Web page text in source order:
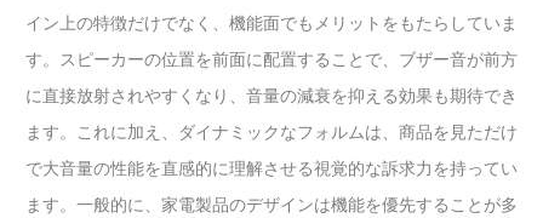
イン上の特徴だけでなく、機能面でもメリットをもたらしていま
す。スピーカーの位置を前面に配置することで、ブザー音が前方
に直接放射されやすくなり、音量の減衰を抑える効果も期待でき
ます。これに加え、ダイナミックなフォルムは、商品を見ただけ
で大音量の性能を直感的に理解させる視覚的な訴求力を持ってい
ます。一般的に、家電製品のデザインは機能を優先することが多